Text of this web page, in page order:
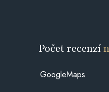
Počet recenzí
GoogleMaps